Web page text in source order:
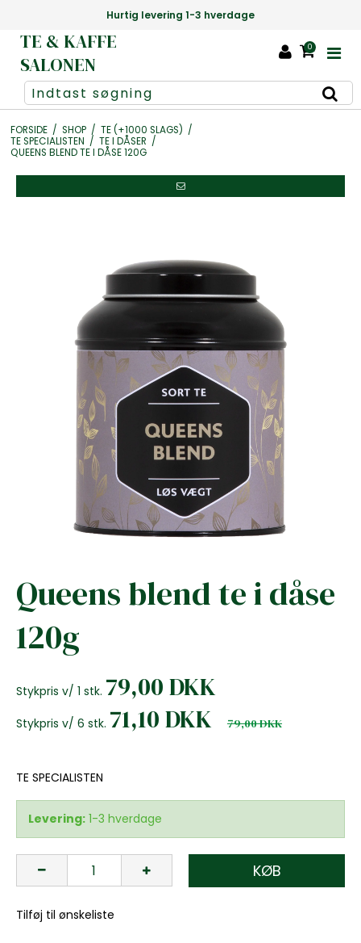
Hurtig levering 1-3 hverdage
TE & KAFFE
SALONEN
0
FORSIDE / SHOP / TE (+1000 SLAGS) /
TE SPECIALISTEN / TE I DÅSER /
QUEENS BLEND TE I DÅSE 120G
Queens blend te i dåse
120g
Stykpris v/ 1 stk. 79,00 DKK
Stykpris v/ 6 stk. 71,10 DKK 79,00 DKK
TE SPECIALISTEN
Levering: 1-3 hverdage
KØB
Tilføj til ønskeliste